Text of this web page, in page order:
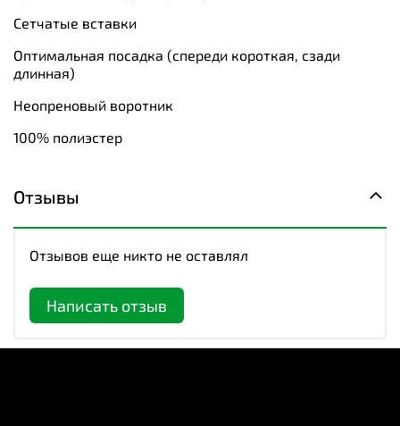
Сетчатые вставки
Оптимальная посадка (спереди короткая, сзади
длинная)
Неопреновый воротник
100% полиэстер
Отзывы
Отзывов еще никто не оставлял
Написать отзыв